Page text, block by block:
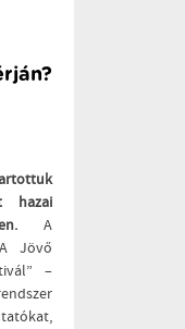
hazai
A
Jövő
–